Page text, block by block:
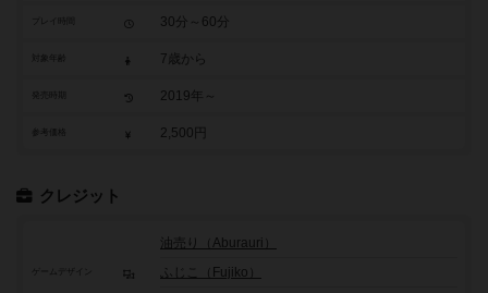
30分～60分
7歳から
2019年～
参考価格 2,500円
クレジット
ゲームデザイン
油売り（Aburauri）
ふじこ（Fujiko）